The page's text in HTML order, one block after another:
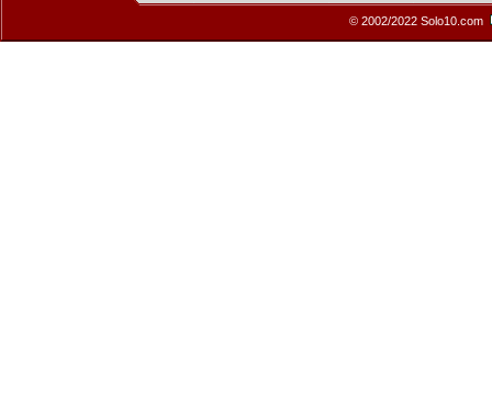
© 2002/2022 Solo10.com